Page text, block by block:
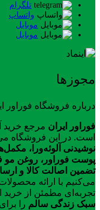
تلگرام
واتساپ
موبایل
موبایل
مجوزها
درباره فروشگاه فوراور
فوراور ایران مرجع خرید
است. در این فروشگاه
نوشیدنی آلوئه‌ورا،
پوست فوراور، روغن مو
تضمین اصالت کالا و
می‌کنیم با ارائه
تجربه‌ای مطمئن از خرید
سبک زندگی سالم را